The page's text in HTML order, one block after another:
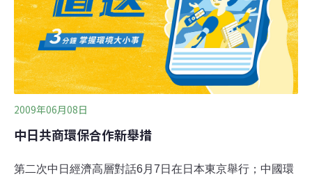
2009年06月08日
中日共商環保合作新舉措
第二次中日經濟高層對話6月7日在日本東京舉行；中國環